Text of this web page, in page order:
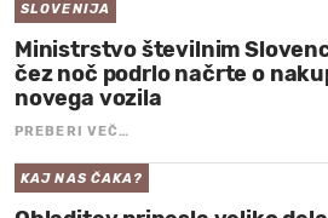
SLOVENIJA
Ministrstvo številnim
čez noč podrlo načrte o
novega vozila
PREBERI VEČ…
KAJ NAS ČAKA?